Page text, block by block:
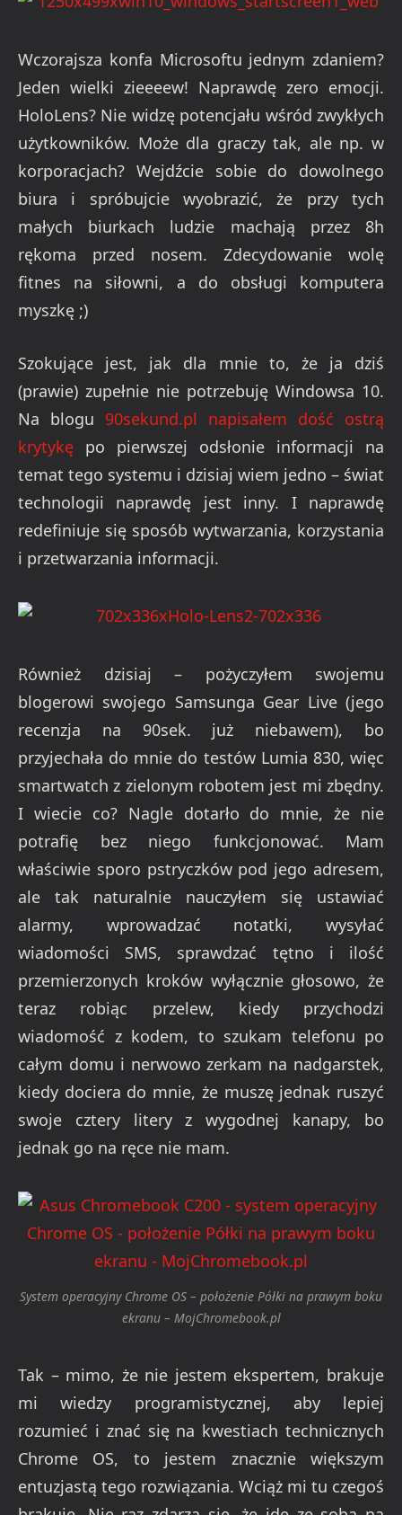
Wczorajsza konfa Microsoftu jednym zdaniem?
Jeden wielki zieeeew! Naprawdę zero emocji.
HoloLens? Nie widzę potencjału wśród zwykłych
użytkowników. Może dla graczy tak, ale np. w
korporacjach? Wejdźcie sobie do dowolnego
biura i spróbujcie wyobrazić, że przy tych
małych biurkach ludzie machają przez 8h
rękoma przed nosem. Zdecydowanie wolę
fitnes na siłowni, a do obsługi komputera
myszkę ;)
Szokujące jest, jak dla mnie to, że ja dziś
(prawie) zupełnie nie potrzebuję Windowsa 10.
Na blogu 90sekund.pl napisałem dość ostrą
krytykę po pierwszej odsłonie informacji na
temat tego systemu i dzisiaj wiem jedno – świat
technologii naprawdę jest inny. I naprawdę
redefiniuje się sposób wytwarzania, korzystania
i przetwarzania informacji.
Również dzisiaj – pożyczyłem swojemu
blogerowi swojego Samsunga Gear Live (jego
recenzja na 90sek. już niebawem), bo
przyjechała do mnie do testów Lumia 830, więc
smartwatch z zielonym robotem jest mi zbędny.
I wiecie co? Nagle dotarło do mnie, że nie
potrafię bez niego funkcjonować. Mam
właściwie sporo pstryczków pod jego adresem,
ale tak naturalnie nauczyłem się ustawiać
alarmy, wprowadzać notatki, wysyłać
wiadomości SMS, sprawdzać tętno i ilość
przemierzonych kroków wyłącznie głosowo, że
teraz robiąc przelew, kiedy przychodzi
wiadomość z kodem, to szukam telefonu po
całym domu i nerwowo zerkam na nadgarstek,
kiedy dociera do mnie, że muszę jednak ruszyć
swoje cztery litery z wygodnej kanapy, bo
jednak go na ręce nie mam.
System operacyjny Chrome OS – położenie Półki na prawym boku
ekranu – MojChromebook.pl
Tak – mimo, że nie jestem ekspertem, brakuje
mi wiedzy programistycznej, aby lepiej
rozumieć i znać się na kwestiach technicznych
Chrome OS, to jestem znacznie większym
entuzjastą tego rozwiązania. Wciąż mi tu czegoś